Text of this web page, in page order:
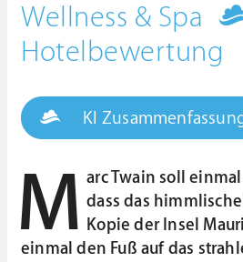
Wellness & Spa
Hotelbewertung
KI
M arc Twain soll
dass das
Kopie der Insel
einmal den Fuß auf das